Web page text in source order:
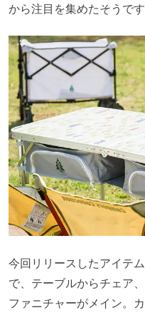
から注目を集めたそうです
今回リリースしたアイテ
で、テーブルからチェア
ファニチャーがメイン。